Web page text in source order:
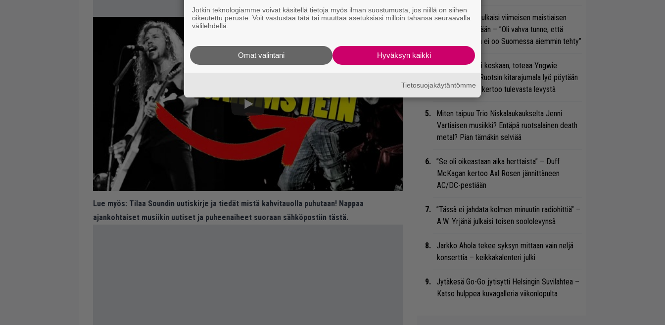
Lue myös: Tilaa Soundin uutiskirje ja tiedät mistä kahvitauolla puhutaan! Nappaa
ajankohtaiset musiikin uutiset ja puheenaiheet suoraan sähköpostiin tästä.
Marko Annala julkaisi viimeisen maistiaisen
soolodebyytiltään – ”Oli vahva tunne, että
tällaista musaa ei oo Suomessa aiemmin tehty”
Se on nyt tai ei koskaan, toteaa Yngwie
Malmsteen – Ruotsin kitarajumala lyö pöytään
uuden biisin ja kertoo tulevasta levystä
Miten taipuu Trio Niskalaukaukselta Jenni
Vartiaisen musiikki? Entäpä ruotsalainen death
metal? Pian tämäkin selviää
”Se oli oikeastaan aika herttaista” – Duff
McKagan kertoo Axl Rosen jännittäneen
AC/DC-pestiään
”Tässä ei jahdata kolmen minuutin radiohittiä” –
A.W. Yrjänä julkaisi toisen soololevynsä
Jarkko Ahola tekee syksyn mittaan vain neljä
konserttia – keikkakalenteri julki
Jytäkesä Go-Go jytisytti Helsingin Suvilahtea –
Katso hulppea kuvagalleria viikonlopulta
Jotkin teknologiamme voivat käsitellä tietoja myös ilman suostumusta, jos niillä on siihen
oikeutettu peruste. Voit vastustaa tätä tai muuttaa asetuksiasi milloin tahansa seuraavalla
välilehdellä.
Hyväksyn kaikki
Omat valintani
Tietosuojakäytäntömme